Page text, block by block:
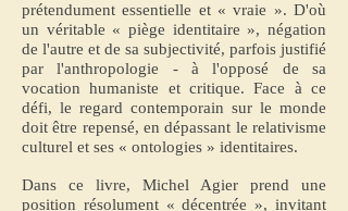
prétendument essentielle et « vraie ». D'où
un véritable « piège identitaire », négation
de l'autre et de sa subjectivité, parfois justifié
par l'anthropologie - à l'opposé de sa
vocation humaniste et critique. Face à ce
défi, le regard contemporain sur le monde
doit être repensé, en dépassant le relativisme
culturel et ses « ontologies » identitaires.
Dans ce livre, Michel Agier prend une
position résolument « décentrée », invitant